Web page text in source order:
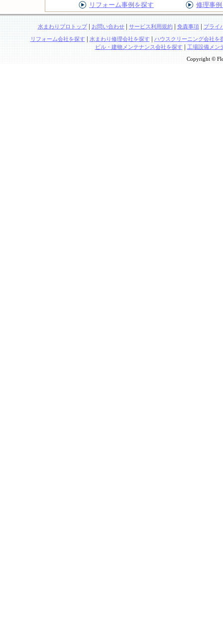
リフォーム事例を探す 修理事
水まわりプロトップ| お問い合わせ| サービス利用規約| 免責事項| プライ
リフォーム会社を探す | 水まわり修理会社を探す | ハウスクリーニング会社を
ビル・建物メンテナンス会社を探す| 工場設備メン
Copyright ©